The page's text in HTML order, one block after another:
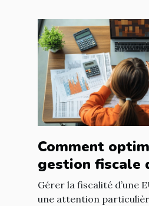
Comment
gestion fiscale
?
Gérer la fiscalité d’une
une attention